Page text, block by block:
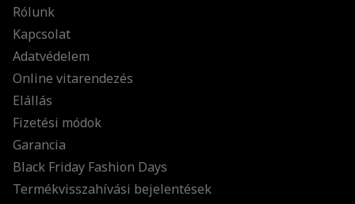
Rólunk
Kapcsolat
Adatvédelem
Online vitarendezés
Elállás
Fizetési módok
Garancia
Black Friday Fashion Days
Termékvisszahívási bejelentések